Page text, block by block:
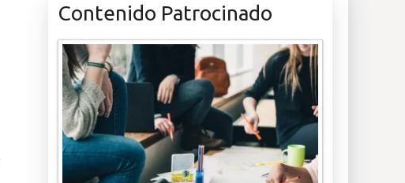
Contenido Patrocinado